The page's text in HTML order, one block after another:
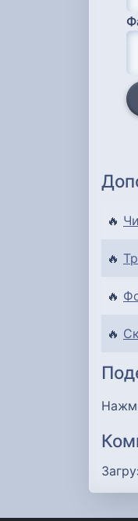
🔥
🔥
🔥
🔥